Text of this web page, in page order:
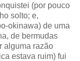
(por pouco
solto; e,
okinawa) de uma
de bermudas
alguma razão
estava ruim) fui